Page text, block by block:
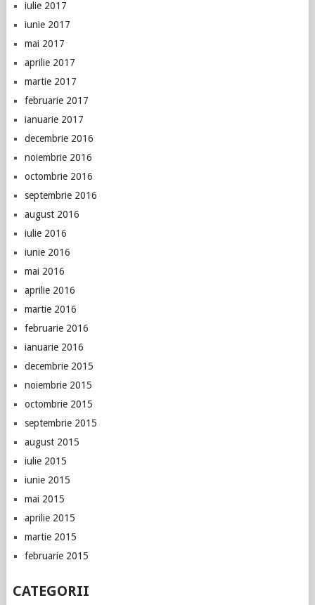
iulie 2017
iunie 2017
mai 2017
aprilie 2017
martie 2017
februarie 2017
ianuarie 2017
decembrie 2016
noiembrie 2016
octombrie 2016
septembrie 2016
august 2016
iulie 2016
iunie 2016
mai 2016
aprilie 2016
martie 2016
februarie 2016
ianuarie 2016
decembrie 2015
noiembrie 2015
octombrie 2015
septembrie 2015
august 2015
iulie 2015
iunie 2015
mai 2015
aprilie 2015
martie 2015
februarie 2015
CATEGORII